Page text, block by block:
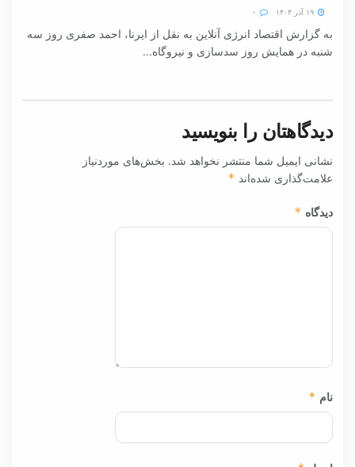
به گزارش اقتصاد انرژی آنلاین به نقل از ایرنا، احمد صفری روز سه
شنبه در همایش روز سدسازی و نیروگاه...
دیدگاهتان را بنویسید
نشانی ایمیل شما منتشر نخواهد شد. بخش‌های موردنیاز
علامت‌گذاری شده‌اند *
دیدگاه *
نام *